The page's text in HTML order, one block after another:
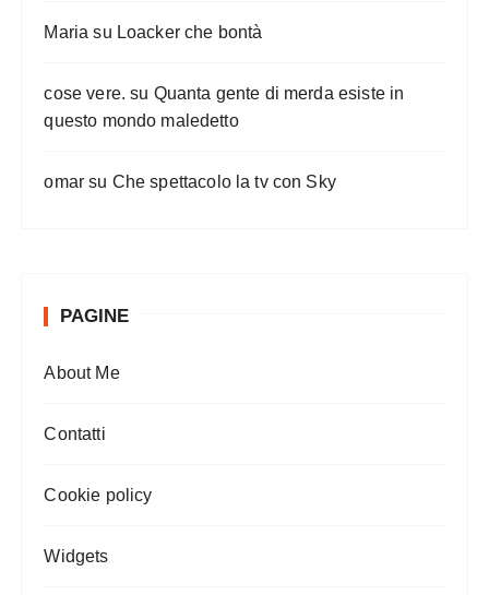
Maria su Loacker che bontà
cose vere. su Quanta gente di merda esiste in
questo mondo maledetto
omar su Che spettacolo la tv con Sky
PAGINE
About Me
Contatti
Cookie policy
Widgets